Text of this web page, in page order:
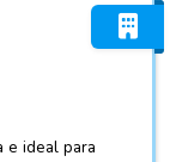
e ideal para